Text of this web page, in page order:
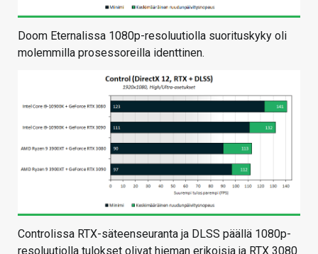
Doom Eternalissa 1080p-resoluutiolla suorituskyky oli
molemmilla prosessoreilla identtinen.
Controlissa RTX-säteenseuranta ja DLSS päällä 1080p-
resoluutiolla tulokset olivat hieman erikoisia ja RTX 3080